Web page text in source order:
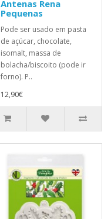
Antenas Rena
Pequenas
Pode ser usado em pasta
de açúcar, chocolate,
isomalt, massa de
bolacha/biscoito (pode ir
forno). P..
12,90€